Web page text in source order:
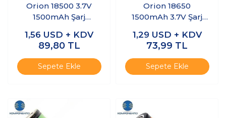
Orion 18500 3.7V
1500mAh Şarj
1,56 USD + KDV
89,80 TL
Sepete Ekle
Orion 18650
1500mAh 3.7V Şarj
1,29 USD + KDV
73,99 TL
Sepete Ekle